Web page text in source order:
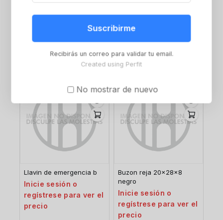
Tapa buz 200×75 c/res
bronce pulido laqueado
regístrese para ver el
Tapa buz 250×75 c/res
bronce pulido laqueado
precio
Llavin de emergencia b
Inicie sesión o
regístrese para ver el
precio
Buzon reja 20x28x8
negro
Inicie sesión o
regístrese para ver el
precio
Suscribirme
Recibirás un correo para validar tu email.
Created using Perfit
No mostrar de nuevo